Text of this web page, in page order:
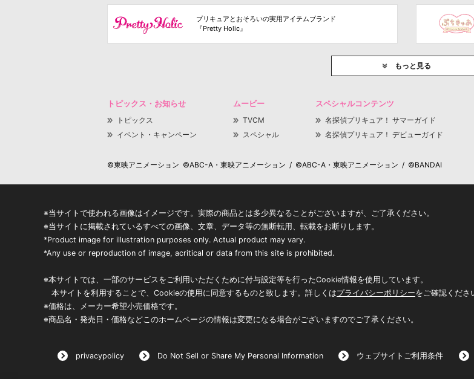
プリキュアとおそろいの実用アイテムブランド
『Pretty Holic』
もっと見る
トピックス・お知らせ
トピックス
イベント・キャンペーン
ムービー
TVCM
スペシャル
スペシャルコンテンツ
名探偵プリキュア！ サマーガイド
名探偵プリキュア！ デビューガイド
©東映アニメーション ©ABC-A・東映アニメーション / ©ABC-A・東映アニメーション / ©BANDAI
※当サイトで使われる画像はイメージです。実際の商品とは多少異なることがございますが、ご了承ください。
※当サイトに掲載されているすべての画像、文章、データ等の無断転用、転載をお断りします。
*Product image for illustration purposes only. Actual product may vary.
*Any use or reproduction of image, acritical or data from this site is prohibited.
※本サイトでは、一部のサービスをご利用いただくために付与設定等を行ったCookie情報を使用しています。
本サイトを利用することで、Cookieの使用に同意するものと致します。詳しくはプライバシーポリシーをご確認くださ
※価格は、メーカー希望小売価格です。
※商品名・発売日・価格などこのホームページの情報は変更になる場合がございますのでご了承ください。
privacypolicy Do Not Sell or Share My Personal Information ウェブサイトご利用条件